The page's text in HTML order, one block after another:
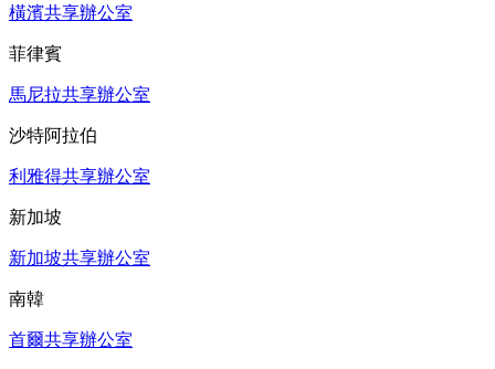
橫濱共享辦公室
菲律賓
馬尼拉共享辦公室
沙特阿拉伯
利雅得共享辦公室
新加坡
新加坡共享辦公室
南韓
首爾共享辦公室